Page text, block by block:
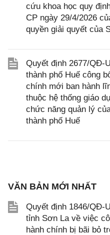
cứu khoa học quy
CP ngày 29/4/2026
quyền giải quyết của
Quyết định 2677/QĐ-
thành phố Huế công
chính mới ban hành
thuộc hệ thống giáo
chức năng quản lý
thành phố Huế
VĂN BẢN MỚI NHẤT
Quyết định 1846/QĐ-
tỉnh Sơn La về việc
hành chính bị bãi bỏ